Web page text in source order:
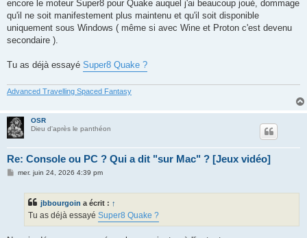
a
g
encore le moteur Super8 pour Quake auquel j'ai beaucoup joué, dommage
qu'il ne soit manifestement plus maintenu et qu'il soit disponible
uniquement sous Windows ( même si avec Wine et Proton c'est devenu
secondaire ).
Tu as déjà essayé Super8 Quake ?
Advanced Travelling Spaced Fantasy
OSR
Dieu d'après le panthéon
Re: Console ou PC ? Qui a dit "sur Mac" ? [Jeux vidéo]
Mmer. juin 24, 2026 4:39 pm
jbbourgoin a écrit : ↑
Tu as déjà essayé Super8 Quake ?